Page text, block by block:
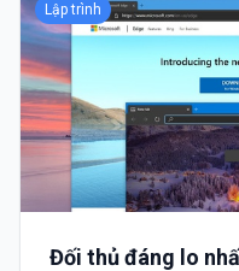
Lập trình
Đối thủ đáng lo